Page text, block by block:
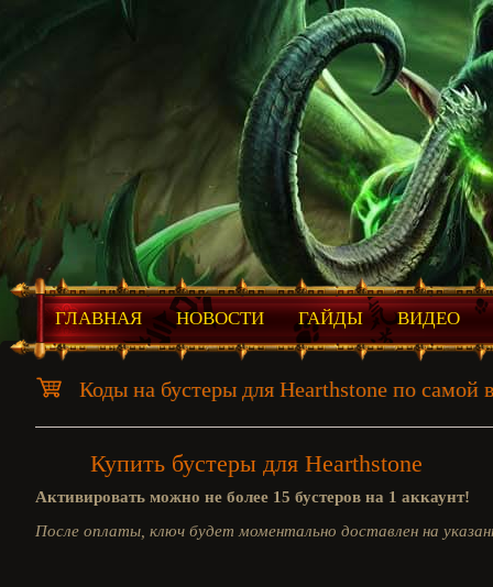
ГЛАВНАЯ НОВОСТИ ГАЙДЫ ВИДЕО
Коды на бустеры для Hearthstone по самой
Купить бустеры для Hearthstone
Активировать можно не более 15 бустеров на 1 аккаунт!
После оплаты, ключ будет моментально доставлен на